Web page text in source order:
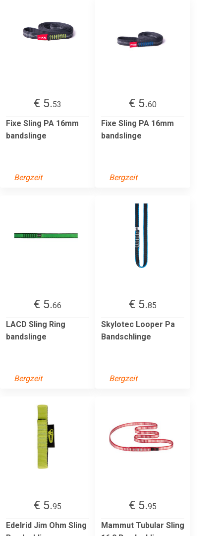
€ 5.53
Fixe Sling PA 16mm
bandslinge
Bergzeit
€ 5.60
Fixe Sling PA 16mm
bandslinge
Bergzeit
€ 5.66
LACD Sling Ring
bandslinge
Bergzeit
€ 5.85
Skylotec Looper Pa
Bandschlinge
Bergzeit
€ 5.95
Edelrid Jim Ohm Sling
€ 5.95
Mammut Tubular Sling